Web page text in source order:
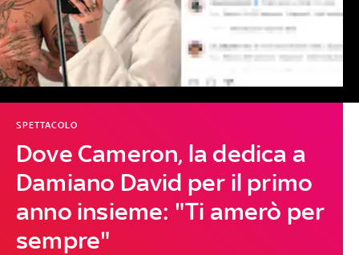
Dove Cameron, la dedica a
Damiano David per il primo
anno insieme: "Ti amerò per
sempre"
SPETTACOLO